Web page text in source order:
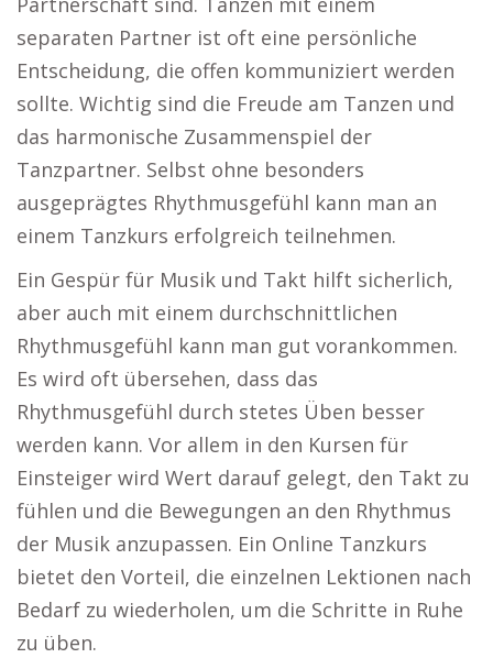
separaten Partner ist oft eine persönliche
Entscheidung, die offen kommuniziert werden
sollte. Wichtig sind die Freude am Tanzen und
das harmonische Zusammenspiel der
Tanzpartner. Selbst ohne besonders
ausgeprägtes Rhythmusgefühl kann man an
einem Tanzkurs erfolgreich teilnehmen.
Ein Gespür für Musik und Takt hilft sicherlich,
aber auch mit einem durchschnittlichen
Rhythmusgefühl kann man gut vorankommen.
Es wird oft übersehen, dass das
Rhythmusgefühl durch stetes Üben besser
werden kann. Vor allem in den Kursen für
Einsteiger wird Wert darauf gelegt, den Takt zu
fühlen und die Bewegungen an den Rhythmus
der Musik anzupassen. Ein Online Tanzkurs
bietet den Vorteil, die einzelnen Lektionen nach
Bedarf zu wiederholen, um die Schritte in Ruhe
zu üben.